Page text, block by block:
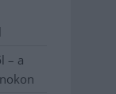
– a